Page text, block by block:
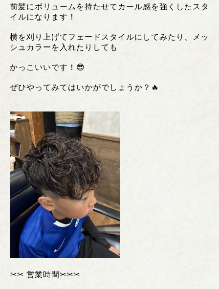
前髪にボリュームを持たせてカール感を強くしたスタ
イルになります！
横を刈り上げてフェードスタイルにしてみたり、メッ
シュカラーを入れたりしても
かっこいいです！😎
ぜひやってみてはいかがでしょうか？🔥
︎✂︎✂︎ 営業時間✂︎✂︎✂︎